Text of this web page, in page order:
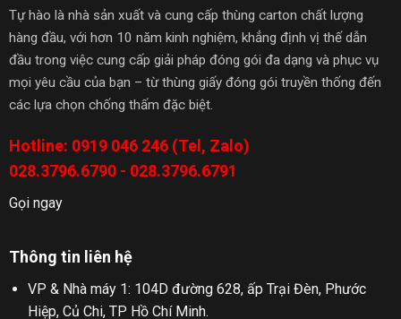
Tự hào là nhà sản xuất và cung cấp thùng carton chất lượng
hàng đầu, với hơn 10 năm kinh nghiệm, khẳng định vị thế dẫn
đầu trong việc cung cấp giải pháp đóng gói đa dạng và phục vụ
mọi yêu cầu của bạn – từ thùng giấy đóng gói truyền thống đến
các lựa chọn chống thấm đặc biệt.
Hotline: 0919 046 246 (Tel, Zalo)
028.3796.6790 - 028.3796.6791
Gọi ngay
Thông tin liên hệ
VP & Nhà máy 1: 104D đường 628, ấp Trại Đèn, Phước
Hiệp, Củ Chi, TP Hồ Chí Minh.